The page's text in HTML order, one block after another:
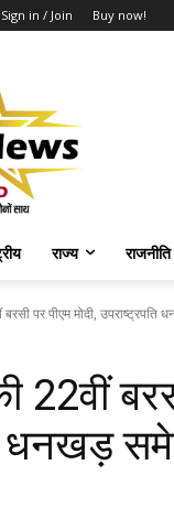
Sign in / Join Buy now!
राज्य राजनीति
पर पीएम मोदी,
धनखड़